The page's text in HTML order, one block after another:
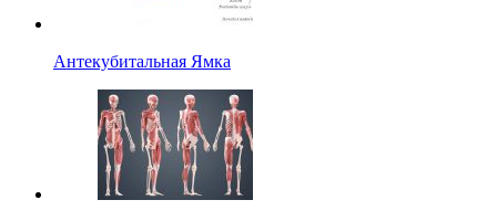
Антекубитальная Ямка